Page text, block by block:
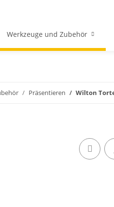
Werkzeuge und Zubehör
Präsentieren Wilton